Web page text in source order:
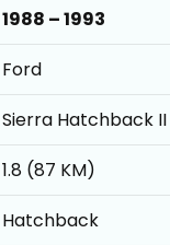
1988 – 1993
Ford
Sierra Hatchback II
1.8 (87 KM)
Hatchback